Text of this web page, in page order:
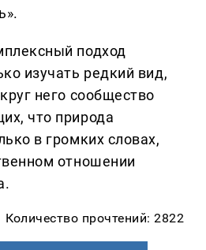
подход
изучать редкий вид,
него сообщество
что природа
в громких словах,
отношении
Количество прочтений: 2822